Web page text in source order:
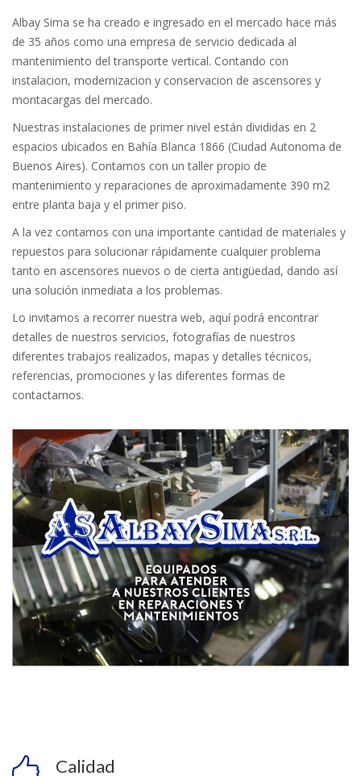
Albay Sima se ha creado e ingresado en el mercado hace más
de 35 años como una empresa de servicio dedicada al
mantenimiento del transporte vertical. Contando con
instalacion, modernizacion y conservacion de ascensores y
montacargas del mercado.
Nuestras instalaciones de primer nivel están divididas en 2
espacios ubicados en Bahía Blanca 1866 (Ciudad Autonoma de
Buenos Aires). Contamos con un taller propio de
mantenimiento y reparaciones de aproximadamente 390 m2
entre planta baja y el primer piso.
A la vez contamos con una importante cantidad de materiales y
repuestos para solucionar rápidamente cualquier problema
tanto en ascensores nuevos o de cierta antigüedad, dando así
una solución inmediata a los problemas.
Lo invitamos a recorrer nuestra web, aquí podrá encontrar
detalles de nuestros servicios, fotografías de nuestros
diferentes trabajos realizados, mapas y detalles técnicos,
referencias, promociones y las diferentes formas de
contactarnos.
Calidad